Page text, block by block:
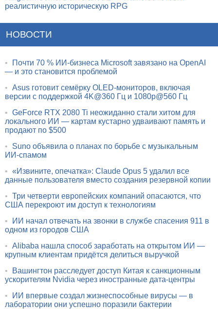
реалистичную историческую RPG
НОВОСТИ
•
Почти 70 % ИИ-бизнеса Microsoft завязано на OpenAI
— и это становится проблемой
• Asus готовит семёрку OLED-мониторов, включая
версии с поддержкой 4K@360 Гц и 1080p@560 Гц
• GeForce RTX 2080 Ti неожиданно стали хитом для
локального ИИ — картам кустарно удваивают память и
продают по $500
•
Suno объявила о планах по борьбе с музыкальным
ИИ-спамом
• «Извините, опечатка»: Claude Opus 5 удалил все
данные пользователя вместо создания резервной копии
• Три четверти европейских компаний опасаются, что
США перекроют им доступ к технологиям
•
ИИ начал отвечать на звонки в службе спасения 911 в
одном из городов США
• Alibaba нашла способ заработать на открытом ИИ —
крупным клиентам придётся делиться выручкой
•
Вашингтон расследует доступ Китая к санкционным
ускорителям Nvidia через иностранные дата-центры
•
ИИ впервые создал жизнеспособные вирусы — в
лаборатории они успешно поразили бактерии